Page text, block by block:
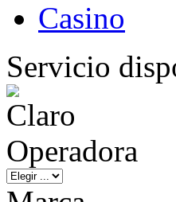
Casino
Servicio
Operadora